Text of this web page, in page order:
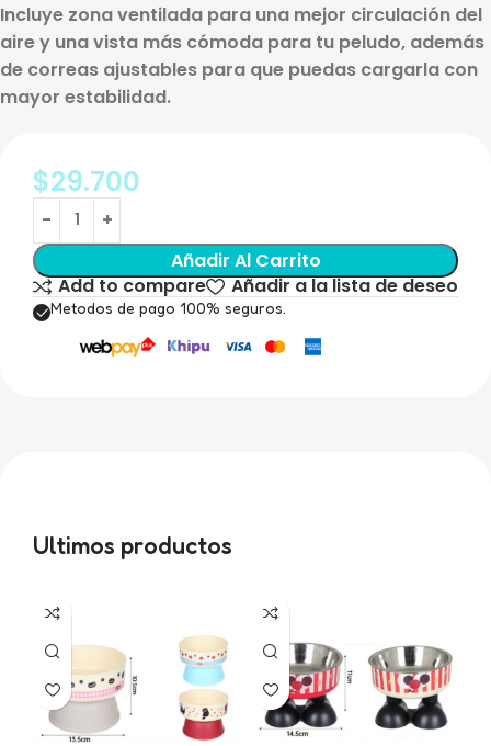
Incluye zona ventilada para una mejor circulación del
aire y una vista más cómoda para tu peludo, además
de correas ajustables para que puedas cargarla con
mayor estabilidad.
$29.700
Añadir Al Carrito
Add to compare
Añadir a la lista de deseo
Metodos de pago 100% seguros.
Ultimos productos